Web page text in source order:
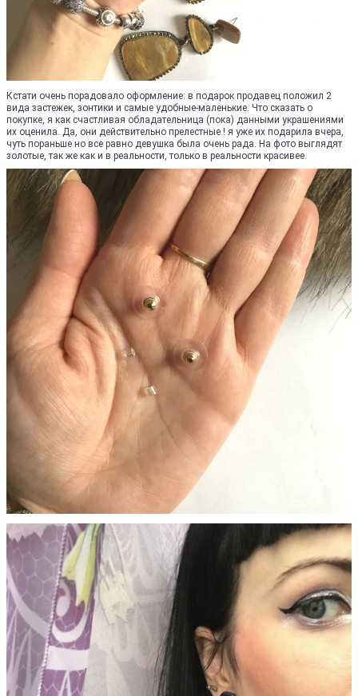
Кстати очень порадовало оформление: в подарок продавец положил 2
вида застежек, зонтики и самые удобные-маленькие. Что сказать о
покупке, я как счастливая обладательница (пока) данными украшениями
их оценила. Да, они действительно прелестные ! я уже их подарила вчера,
чуть пораньше но все равно девушка была очень рада. На фото выглядят
золотые, так же как и в реальности, только в реальности красивее.